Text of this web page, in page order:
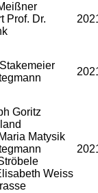
Prof. Dr.
Goritz
Matysik
Weiss